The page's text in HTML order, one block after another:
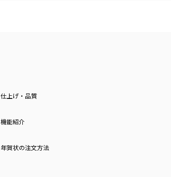
仕上げ・品質
機能紹介
年賀状の注文方法